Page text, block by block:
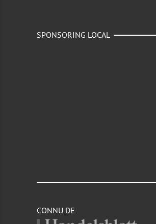
SPONSORING LOCAL
CONNU DE